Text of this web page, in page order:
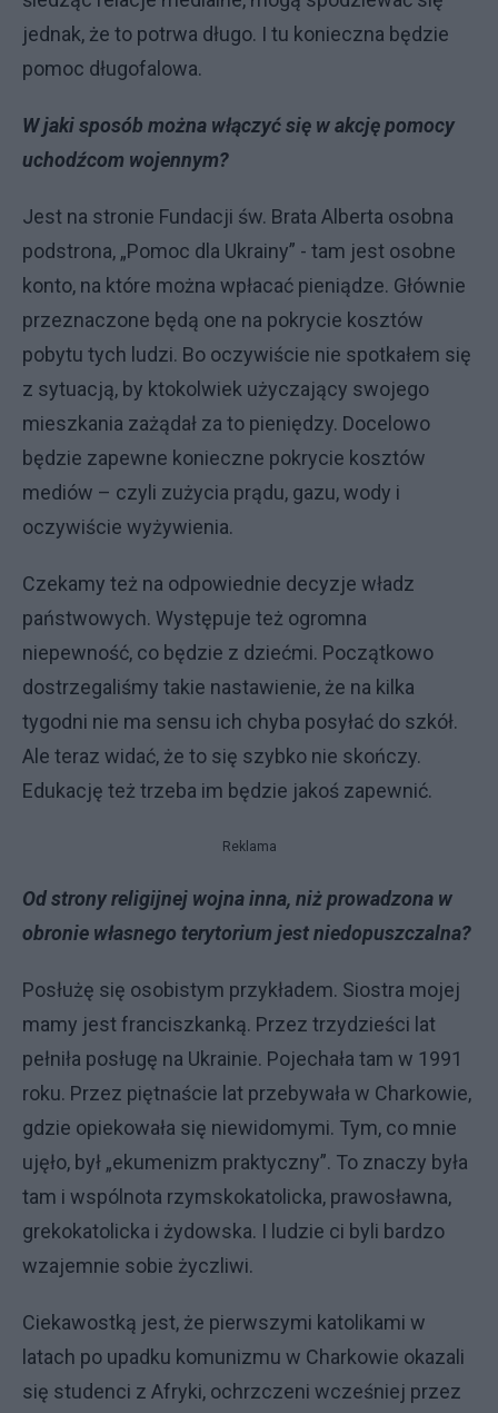
jednak, że to potrwa długo. I tu konieczna będzie
pomoc długofalowa.
W jaki sposób można włączyć się w akcję pomocy
uchodźcom wojennym?
Jest na stronie Fundacji św. Brata Alberta osobna
podstrona, „Pomoc dla Ukrainy” - tam jest osobne
konto, na które można wpłacać pieniądze. Głównie
przeznaczone będą one na pokrycie kosztów
pobytu tych ludzi. Bo oczywiście nie spotkałem się
z sytuacją, by ktokolwiek użyczający swojego
mieszkania zażądał za to pieniędzy. Docelowo
będzie zapewne konieczne pokrycie kosztów
mediów – czyli zużycia prądu, gazu, wody i
oczywiście wyżywienia.
Czekamy też na odpowiednie decyzje władz
państwowych. Występuje też ogromna
niepewność, co będzie z dziećmi. Początkowo
dostrzegaliśmy takie nastawienie, że na kilka
tygodni nie ma sensu ich chyba posyłać do szkół.
Ale teraz widać, że to się szybko nie skończy.
Edukację też trzeba im będzie jakoś zapewnić.
Reklama
Od strony religijnej wojna inna, niż prowadzona w
obronie własnego terytorium jest niedopuszczalna?
Posłużę się osobistym przykładem. Siostra mojej
mamy jest franciszkanką. Przez trzydzieści lat
pełniła posługę na Ukrainie. Pojechała tam w 1991
roku. Przez piętnaście lat przebywała w Charkowie,
gdzie opiekowała się niewidomymi. Tym, co mnie
ujęło, był „ekumenizm praktyczny”. To znaczy była
tam i wspólnota rzymskokatolicka, prawosławna,
grekokatolicka i żydowska. I ludzie ci byli bardzo
wzajemnie sobie życzliwi.
Ciekawostką jest, że pierwszymi katolikami w
latach po upadku komunizmu w Charkowie okazali
się studenci z Afryki, ochrzczeni wcześniej przez